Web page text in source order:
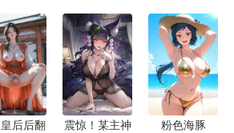
列车同袍到一
世伴侣
后后翻
震惊！某主神
粉色海豚